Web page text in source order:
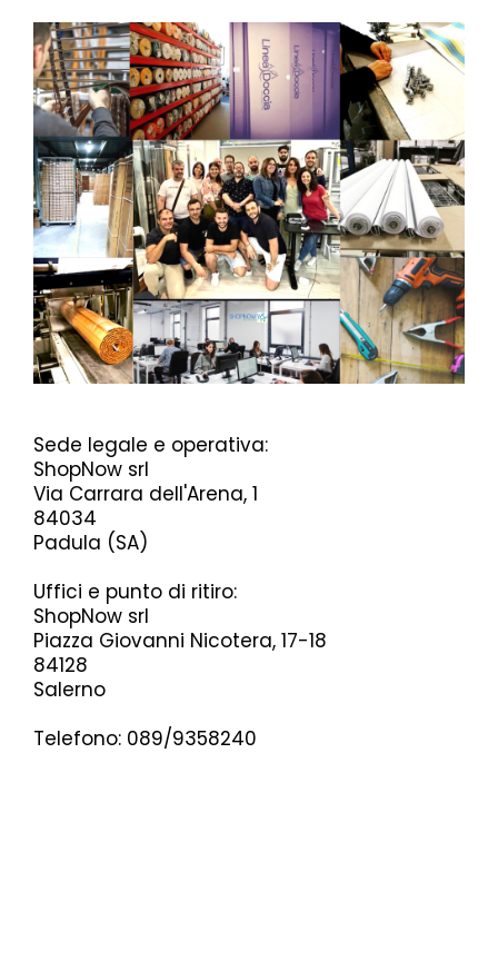
Sede legale e operativa:
ShopNow srl
Via Carrara dell'Arena, 1
84034
Padula (SA)
Uffici e punto di ritiro:
ShopNow srl
Piazza Giovanni Nicotera, 17-18
84128
Salerno
Telefono: 089/9358240